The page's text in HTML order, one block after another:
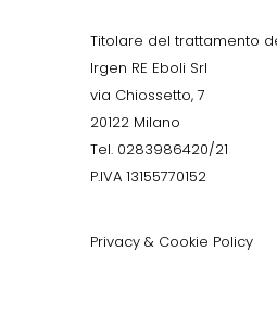
Titolare del trattamento
Irgen RE Eboli Srl
via Chiossetto, 7
20122 Milano
Tel. 0283986420/21
P.IVA 13155770152
Privacy & Cookie Policy